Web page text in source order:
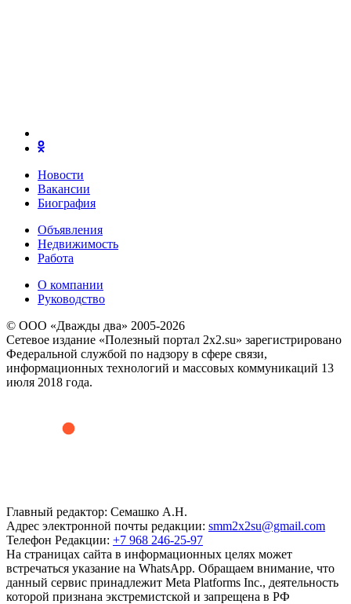
Новости
Вакансии
Биография
Объявления
Недвижимость
Работа
О компании
Руководство
© ООО «Дважды два» 2005-2026
Сетевое издание «Полезный портал 2x2.su» зарегистрировано
Федеральной службой по надзору в сфере связи,
информационных технологий и массовых коммуникаций 13
июля 2018 года.
Главный редактор: Семашко А.Н.
Адрес электронной почты редакции: smm2x2su@gmail.com
Телефон Редакции: +7 968 246-25-97
На страницах сайта в информационных целях может
встречаться указание на WhatsApp. Обращаем внимание, что
данный сервис принадлежит Meta Platforms Inc., деятельность
которой признана экстремистской и запрещена в РФ